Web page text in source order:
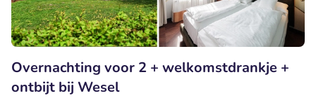
Overnachting voor 2 + welkomstdrankje +
ontbijt bij Wesel